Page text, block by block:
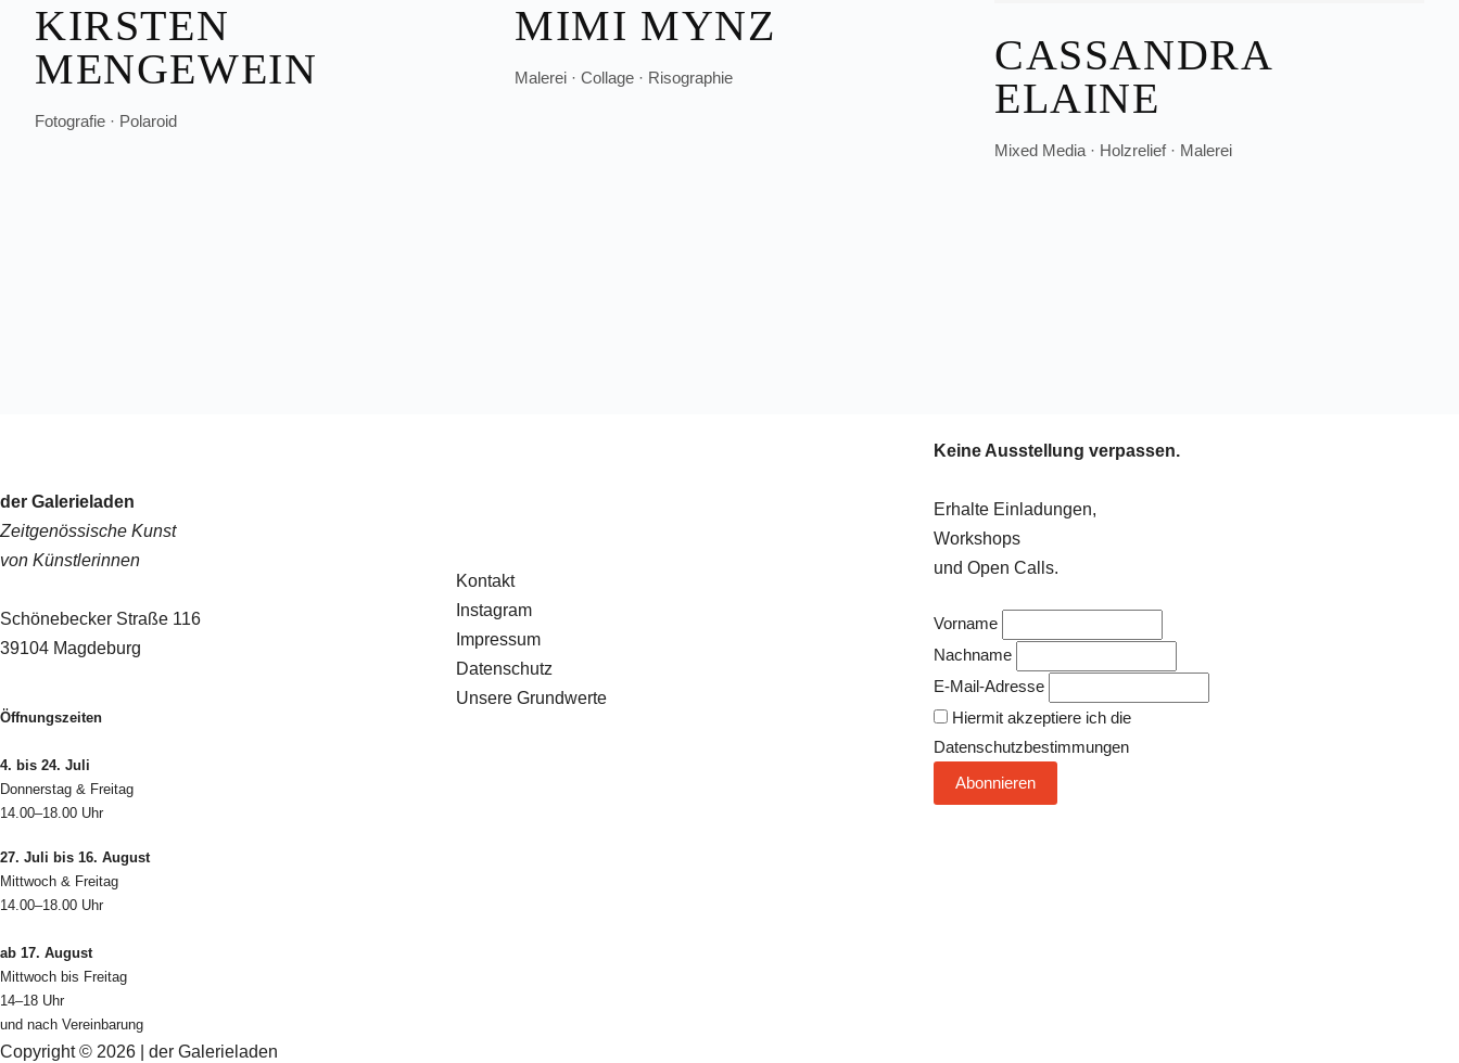
KIRSTEN
MENGEWEIN
Fotografie · Polaroid
MIMI MYNZ
Malerei · Collage · Risographie
CASSANDRA
ELAINE
Mixed Media · Holzrelief · Malerei
der Galerieladen
Zeitgenössische Kunst
von Künstlerinnen
Schönebecker Straße 116
39104 Magdeburg
Öffnungszeiten
4. bis 24. Juli
Donnerstag & Freitag
14.00–18.00 Uhr
27. Juli bis 16. August
Mittwoch & Freitag
14.00–18.00 Uhr
ab 17. August
Mittwoch bis Freitag
14–18 Uhr
und nach Vereinbarung
Kontakt
Instagram
Impressum
Datenschutz
Unsere Grundwerte
Keine Ausstellung verpassen.
Erhalte Einladungen,
Workshops
und Open Calls.
Vorname
Nachname
E-Mail-Adresse
Hiermit akzeptiere ich die
Datenschutzbestimmungen
Copyright © 2026 | der Galerieladen